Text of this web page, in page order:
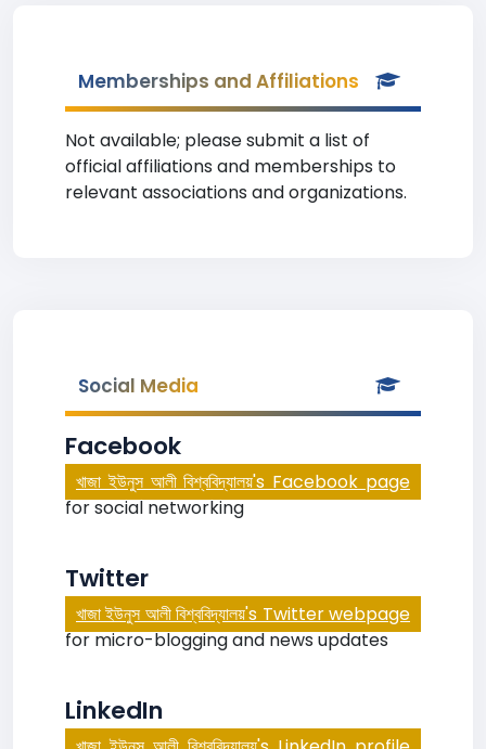
Memberships and Affiliations
Not available; please submit a list of
official affiliations and memberships to
relevant associations and organizations.
Social Media
Facebook
খাজা ইউনুস আলী বিশ্ববিদ্যালয়'s Facebook page
for social networking
Twitter
খাজা ইউনুস আলী বিশ্ববিদ্যালয়'s Twitter webpage
for micro-blogging and news updates
LinkedIn